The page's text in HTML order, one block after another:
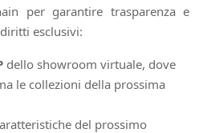
per garantire trasparenza e
esclusivi:
dello showroom virtuale, dove
le collezioni della prossima
del prossimo